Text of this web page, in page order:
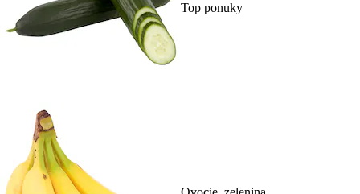
Top ponuky